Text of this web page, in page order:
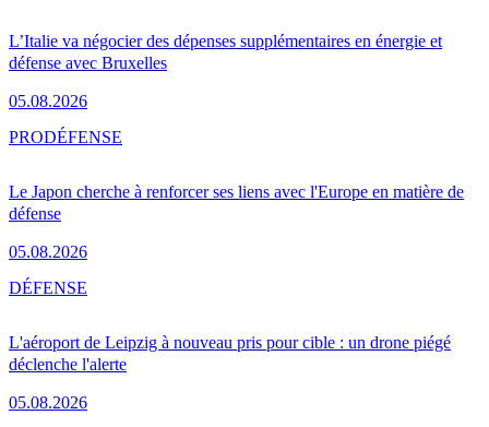
L’Italie va négocier des dépenses supplémentaires en énergie et
défense avec Bruxelles
05.08.2026
Le Japon cherche à renforcer ses liens avec l'Europe en matière de
défense
05.08.2026
PRODÉFENSE
L'aéroport de Leipzig à nouveau pris pour cible : un drone piégé
déclenche l'alerte
05.08.2026
DÉFENSE